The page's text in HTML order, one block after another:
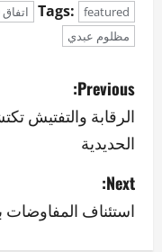
Tags: featured اتفاق 10 آذار
مظلوم عبدي
P
o
s
t
n
Previous:
الرقابة والتفتيش
الحديدية
Next:
استئناف المفاوضات